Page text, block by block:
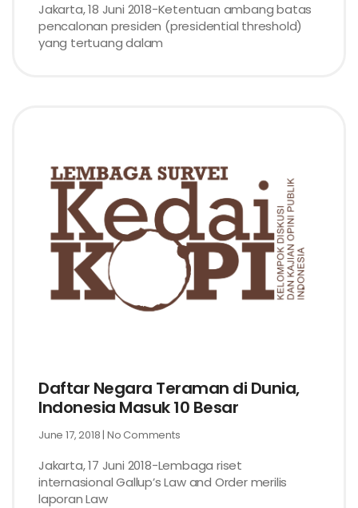
Jakarta, 18 Juni 2018-Ketentuan ambang batas
pencalonan presiden (presidential threshold)
yang tertuang dalam
Daftar Negara Teraman di Dunia,
Indonesia Masuk 10 Besar
June 17, 2018 No Comments
Jakarta, 17 Juni 2018-Lembaga riset
internasional Gallup’s Law and Order merilis
laporan Law